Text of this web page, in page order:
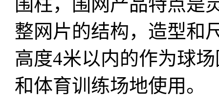
围柱，围网产品特点是
整网片的结构，造型和
高度4米以内的作为球
和体育训练场地使用。